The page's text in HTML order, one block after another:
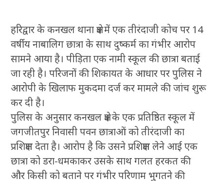
हरिद्वार के कनखल थाना क्षेत्र में एक तीरंदाजी कोच पर 14
वर्षीय नाबालिग छात्रा के साथ दुष्कर्म का गंभीर आरोप
सामने आया है। पीड़िता एक नामी स्कूल की छात्रा बताई
जा रही है। परिजनों की शिकायत के आधार पर पुलिस ने
आरोपी के खिलाफ मुकदमा दर्ज कर मामले की जांच शुरू
कर दी है।
पुलिस के अनुसार कनखल क्षेत्र के एक प्रतिष्ठित स्कूल में
जगजीतपुर निवासी पवन छात्राओं को तीरंदाजी का
प्रशिक्षण देता है। आरोप है कि उसने प्रशिक्षण लेने आई एक
छात्रा को डरा-धमकाकर उसके साथ गलत हरकत की
और किसी को बताने पर गंभीर परिणाम भुगतने की